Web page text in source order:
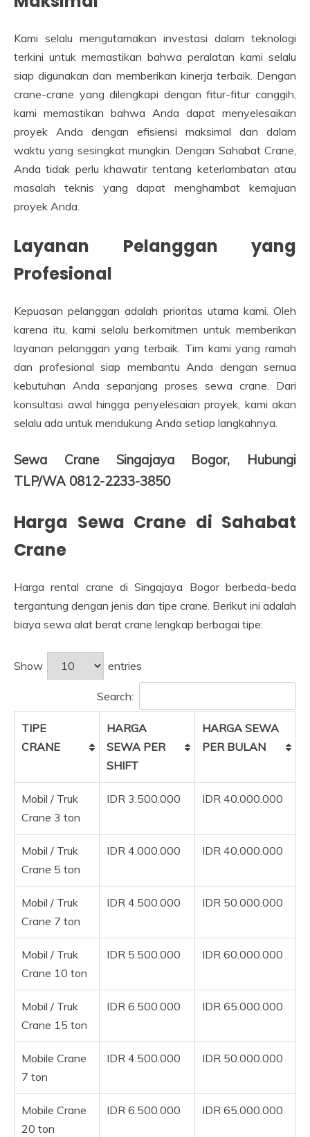
Kami selalu mengutamakan investasi dalam teknologi
terkini untuk memastikan bahwa peralatan kami selalu
siap digunakan dan memberikan kinerja terbaik. Dengan
crane-crane yang dilengkapi dengan fitur-fitur canggih,
kami memastikan bahwa Anda dapat menyelesaikan
proyek Anda dengan efisiensi maksimal dan dalam
waktu yang sesingkat mungkin. Dengan Sahabat Crane,
Anda tidak perlu khawatir tentang keterlambatan atau
masalah teknis yang dapat menghambat kemajuan
proyek Anda.
Layanan Pelanggan yang
Profesional
Kepuasan pelanggan adalah prioritas utama kami. Oleh
karena itu, kami selalu berkomitmen untuk memberikan
layanan pelanggan yang terbaik. Tim kami yang ramah
dan profesional siap membantu Anda dengan semua
kebutuhan Anda sepanjang proses sewa crane. Dari
konsultasi awal hingga penyelesaian proyek, kami akan
selalu ada untuk mendukung Anda setiap langkahnya.
Sewa Crane Singajaya Bogor, Hubungi
TLP/WA 0812-2233-3850
Harga Sewa Crane di Sahabat
Crane
Harga rental crane di Singajaya Bogor berbeda-beda
tergantung dengan jenis dan tipe crane. Berikut ini adalah
biaya sewa alat berat crane lengkap berbagai tipe:
Show entries
Search:
TIPE
CRANE
HARGA
SEWA PER
SHIFT
HARGA SEWA
PER BULAN
Mobil / Truk
Crane 3 ton
IDR 3.500.000 IDR 40.000.000
Mobil / Truk
Crane 5 ton
IDR 4.000.000 IDR 40.000.000
Mobil / Truk
Crane 7 ton
IDR 4.500.000 IDR 50.000.000
Mobil / Truk
Crane 10 ton
IDR 5.500.000 IDR 60.000.000
Mobil / Truk
Crane 15 ton
IDR 6.500.000 IDR 65.000.000
Mobile Crane
7 ton
IDR 4.500.000 IDR 50.000.000
Mobile Crane
20 ton
IDR 6.500.000 IDR 65.000.000